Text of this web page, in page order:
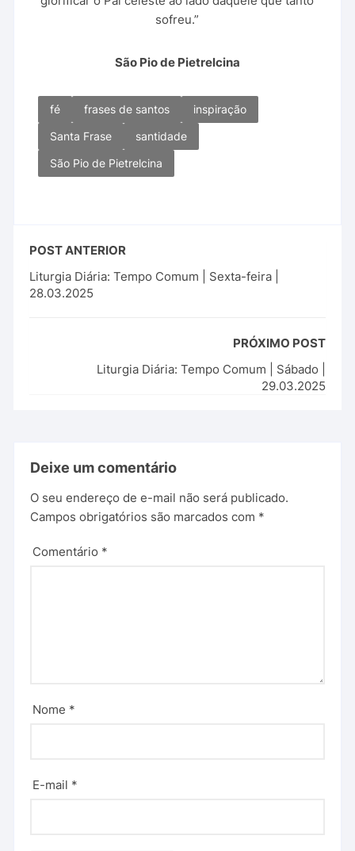
sofreu.”
São Pio de Pietrelcina
fé frases de santos
inspiração
Santa Frase
santidade
São Pio de Pietrelcina
POST ANTERIOR
Liturgia Diária: Tempo Comum | Sexta-feira |
28.03.2025
PRÓXIMO POST
Liturgia Diária: Tempo Comum | Sábado |
29.03.2025
Deixe um comentário
O seu endereço de e-mail não será publicado.
Campos obrigatórios são marcados com *
Comentário *
Nome *
E-mail *